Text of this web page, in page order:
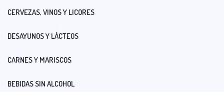
CERVEZAS, VINOS Y LICORES
DESAYUNOS Y LÁCTEOS
CARNES Y MARISCOS
BEBIDAS SIN ALCOHOL